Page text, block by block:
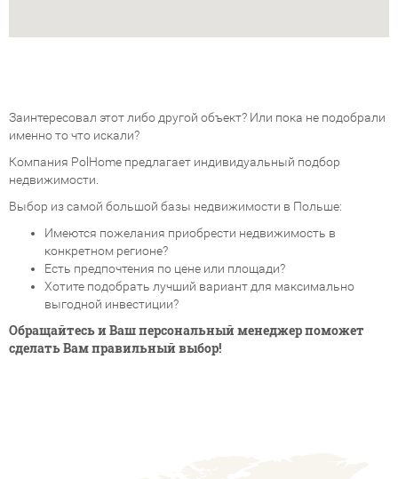
Заинтересовал этот либо другой объект? Или пока не подобрали
именно то что искали?
Компания PolHome предлагает индивидуальный подбор
недвижимости.
Выбор из самой большой базы недвижимости в Польше:
Имеются пожелания приобрести недвижимость в
конкретном регионе?
Есть предпочтения по цене или площади?
Хотите подобрать лучший вариант для максимально
выгодной инвестиции?
Обращайтесь и Ваш персональный менеджер поможет
сделать Вам правильный выбор!